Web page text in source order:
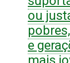
ou
e
mais